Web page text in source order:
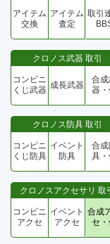
アイテム
交換
アイテム
査定
取引
クロノス武器 取引
コンビニ
くじ武器 成長武器
合成
器・
クロノス防具 取引
コンビニ
くじ防具
イベント
防具
合成
具・
クロノスアクセサリ 取引
コンビニ
アクセ
イベント
アクセ
合成
セ・